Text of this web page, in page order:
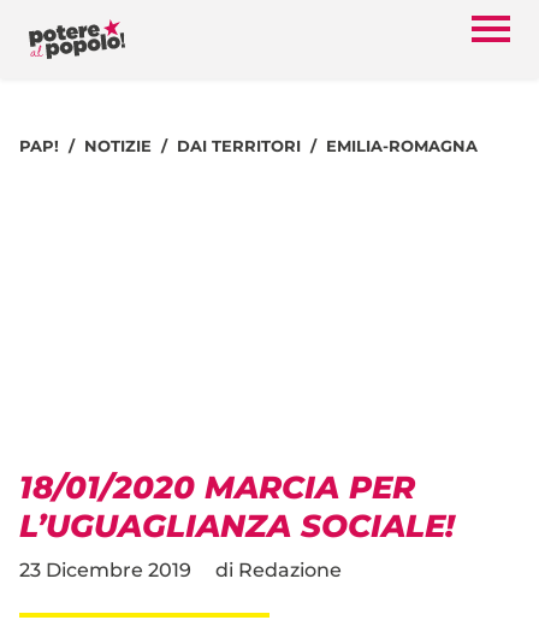
PAP! NOTIZIE DAI TERRITORI EMILIA-ROMAGNA
18/01/2020 MARCIA PER
L’UGUAGLIANZA SOCIALE!
23 Dicembre 2019 di Redazione